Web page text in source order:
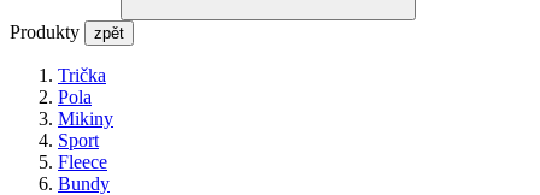
Produkty zpět
Trička
Pola
Mikiny
Sport
Fleece
Bundy